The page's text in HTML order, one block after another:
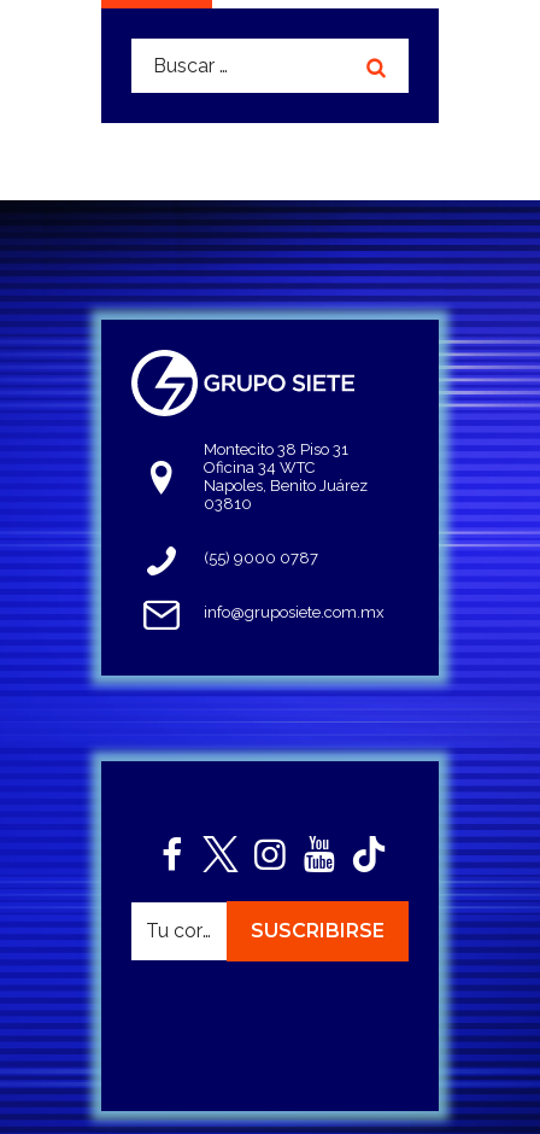
Buscar:
Montecito 38 Piso 31
Oficina 34 WTC
Napoles, Benito Juárez
03810
(55) 9000 0787
info@gruposiete.com.mx